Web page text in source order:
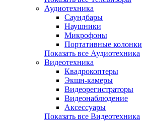
Аудиотехника
Саундбары
Наушники
Микрофоны
Портативные колонки
Показать все Аудиотехника
Видеотехника
Квадрокоптеры
Экшн-камеры
Видеорегистраторы
Видеонаблюдение
Аксессуары
Показать все Видеотехника